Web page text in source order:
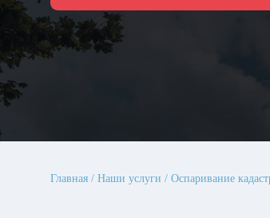
Главная Наши услуги Оспаривание